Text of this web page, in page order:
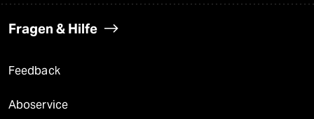
Fragen & Hilfe
Feedback
Aboservice